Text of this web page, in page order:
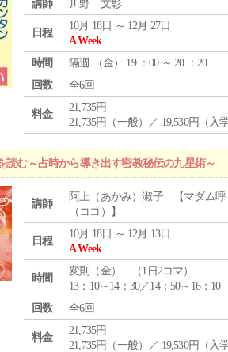
講師 川野 文彰
日程
10月 18日 ～ 12月 27日
A Week
時間
隔週 （金） 19 ：00 ～ 20 ：20
回数
全6回
料金
21,735円
21,735円（一般）／ 19,530円（入
読む～占時から導き出す密教秘伝の九星術～
講師
阿上（あかみ）淑子 【マダム呼
（ココ）】
日程
10月 18日 ～ 12月 13日
A Week
時間
変則（金） （1日2コマ）
13：10～14：30／14：50～16：10
回数
全6回
料金
21,735円
21,735円（一般）／ 19,530円（入